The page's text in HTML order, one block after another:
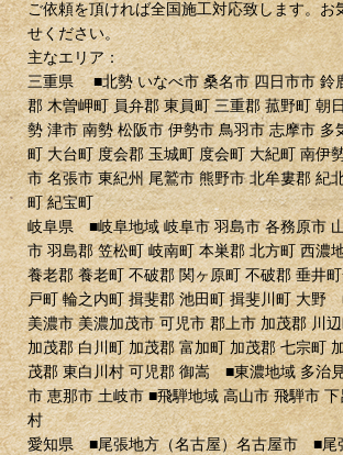
ご依頼を頂ければ全国施工対応致します。お
せください。
主なエリア：
三重県 ■北勢 いなべ市 桑名市 四日市市 鈴
郡 木曽岬町 員弁郡 東員町 三重郡 菰野町
勢 津市 南勢 松阪市 伊勢市 鳥羽市 志摩市 多
町 大台町 度会郡 玉城町 度会町 大紀町 南
市 名張市 東紀州 尾鷲市 熊野市 北牟婁郡 紀
町 紀宝町
岐阜県 ■岐阜地域 岐阜市 羽島市 各務原市
市 羽島郡 笠松町 岐南町 本巣郡 北方町 西濃
養老郡 養老町 不破郡 関ヶ原町 不破郡 垂井
戸町 輪之内町 揖斐郡 池田町 揖斐川町 大野
美濃市 美濃加茂市 可児市 郡上市 加茂郡 川
加茂郡 白川町 加茂郡 富加町 加茂郡 七宗町
茂郡 東白川村 可児郡 御嵩 ■東濃地域 多治
市 恵那市 土岐市 ■飛騨地域 高山市 飛騨市
村
愛知県 ■尾張地方（名古屋）名古屋市 ■尾